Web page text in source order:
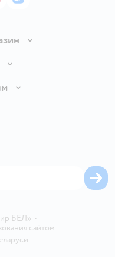
файлов cookie
БЕЛ» •
сайтом